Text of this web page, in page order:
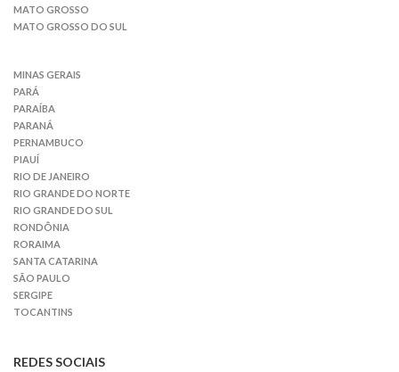
MATO GROSSO
MATO GROSSO DO SUL
MINAS GERAIS
PARÁ
PARAÍBA
PARANÁ
PERNAMBUCO
PIAUÍ
RIO DE JANEIRO
RIO GRANDE DO NORTE
RIO GRANDE DO SUL
RONDÔNIA
RORAIMA
SANTA CATARINA
SÃO PAULO
SERGIPE
TOCANTINS
REDES SOCIAIS